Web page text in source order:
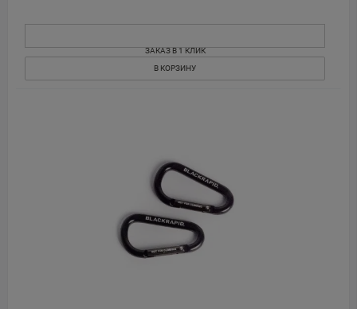
ЗАКАЗ В 1 КЛИК
В КОРЗИНУ